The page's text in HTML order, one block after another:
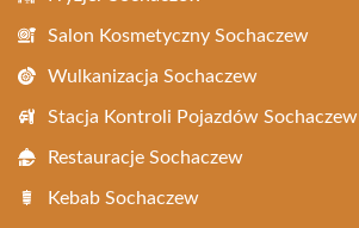
Salon Kosmetyczny Sochaczew
Wulkanizacja Sochaczew
Stacja Kontroli Pojazdów Sochaczew
Restauracje Sochaczew
Kebab Sochaczew